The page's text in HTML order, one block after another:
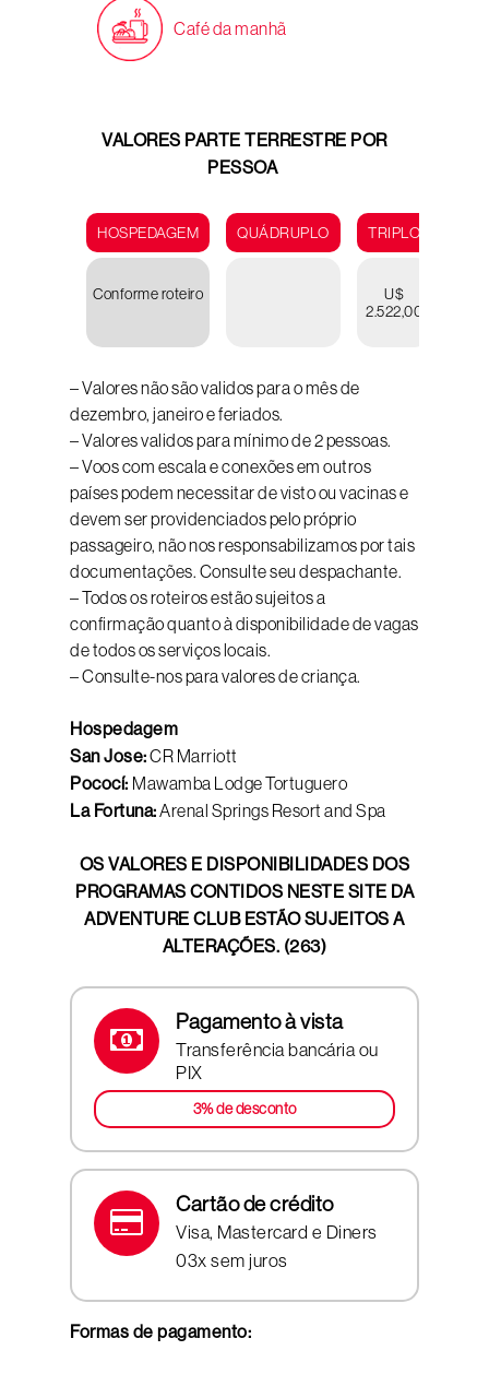
Café da manhã
VALORES PARTE TERRESTRE POR
PESSOA
HOSPEDAGEM QUÁDRUPLO TRIPLO
Conforme roteiro
U$
2.522,00
– Valores não são validos para o mês de
dezembro, janeiro e feriados.
– Valores validos para mínimo de 2 pessoas.
– Voos com escala e conexões em outros
países podem necessitar de visto ou vacinas e
devem ser providenciados pelo próprio
passageiro, não nos responsabilizamos por tais
documentações. Consulte seu despachante.
– Todos os roteiros estão sujeitos a
confirmação quanto à disponibilidade de vagas
de todos os serviços locais.
– Consulte-nos para valores de criança.
Hospedagem
San Jose:CR Marriott
Pococí: Mawamba Lodge Tortuguero
La Fortuna:Arenal Springs Resort and Spa
OS VALORES E DISPONIBILIDADES DOS
PROGRAMAS CONTIDOS NESTE SITE DA
ADVENTURE CLUB ESTÃO SUJEITOS A
ALTERAÇÕES. (263)
Pagamento à vista
Transferência bancária ou
PIX
3% de desconto
Cartão de crédito
Visa, Mastercard e Diners
03x sem juros
Formas de pagamento: